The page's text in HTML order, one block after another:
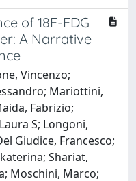
of 18F-FDG
A Narrative
Vincenzo;
Mariottini,
Fabrizio;
S; Longoni,
Giudice, Francesco;
Shariat,
Moschini, Marco;